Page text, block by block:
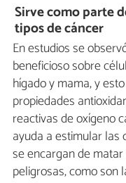
Sirve como parte
tipos de cáncer
En estudios se
beneficioso sobre
hígado y mama, y
propiedades
reactivas de oxígeno
ayuda a estimular las
se encargan de
peligrosas, como son